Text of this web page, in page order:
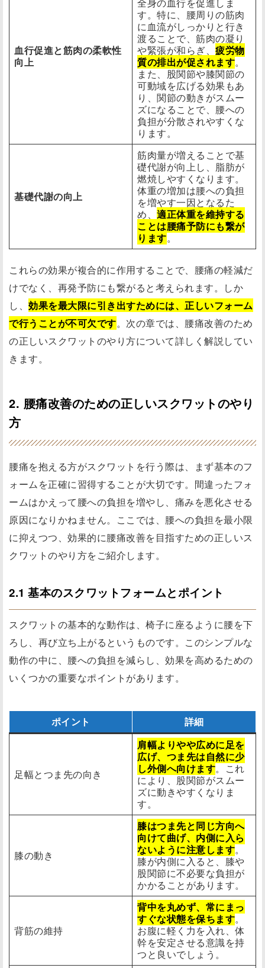
血行促進と筋肉の柔軟性
向上
す。特に、腰周りの筋肉
に血流がしっかりと行き
渡ることで、筋肉の凝り
や緊張が和らぎ、 疲労物
質の排出が促されます。
また、股関節や膝関節の
可動域を広げる効果もあ
り、関節の動きがスムー
ズになることで、腰への
負担が分散されやすくな
ります。
基礎代謝の向上
筋肉量が増えることで基
礎代謝が向上し、脂肪が
燃焼しやすくなります。
体重の増加は腰への負担
を増やす一因となるた
め、 適正体重を維持する
ことは腰痛予防にも繋が
ります。
これらの効果が複合的に作用することで、腰痛の軽減だ
けでなく、再発予防にも繋がると考えられます。しか
し、 効果を最大限に引き出すためには、正しいフォーム
で行うことが不可欠です。次の章では、腰痛改善のため
の正しいスクワットのやり方について詳しく解説してい
きます。
2. 腰痛改善のための正しいスクワットのやり
方
腰痛を抱える方がスクワットを行う際は、まず基本のフ
ォームを正確に習得することが大切です。間違ったフォ
ームはかえって腰への負担を増やし、痛みを悪化させる
原因になりかねません。ここでは、腰への負担を最小限
に抑えつつ、効果的に腰痛改善を目指すための正しいス
クワットのやり方をご紹介します。
2.1 基本のスクワットフォームとポイント
スクワットの基本的な動作は、椅子に座るように腰を下
ろし、再び立ち上がるというものです。このシンプルな
動作の中に、腰への負担を減らし、効果を高めるための
いくつかの重要なポイントがあります。
ポイント 詳細
足幅とつま先の向き
肩幅よりやや広めに足を
広げ、つま先は自然に少
し外側へ向けます。これ
により、股関節がスムー
ズに動きやすくなりま
す。
膝の動き
膝はつま先と同じ方向へ
向けて曲げ、内側に入ら
ないように注意します。
膝が内側に入ると、膝や
股関節に不必要な負担が
かかることがあります。
背筋の維持
背中を丸めず、常にまっ
すぐな状態を保ちます。
お腹に軽く力を入れ、体
幹を安定させる意識を持
つと良いでしょう。